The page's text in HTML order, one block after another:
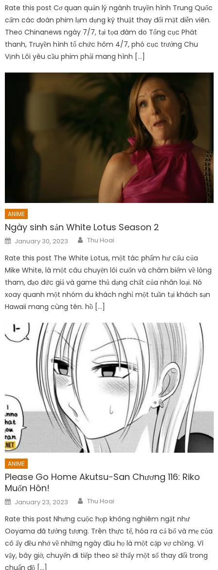
Rate this post Cơ quan quản lý ngành truyền hình Trung Quốc
cấm các đoàn phim lạm dụng kỹ thuật thay đổi mặt diễn viên.
Theo Chinanews ngày 7/7, tại tọa đàm do Tổng cục Phát
thanh, Truyền hình tổ chức hôm 4/7, phó cục trưởng Chu
Vịnh Lôi yêu cầu phim phải mang hình […]
ANIME
Ngày sinh sản White Lotus Season 2
Posted
on
January 30, 2023 Author
Thu Hoai
Rate this post The White Lotus, một tác phẩm hư cấu của
Mike White, là một câu chuyện lôi cuốn và châm biếm về lòng
tham, đạo đức giả và game thủ dạng chất của nhân loại. Nó
xoay quanh một nhóm du khách nghỉ một tuần tại khách sạn
Hawaii mang cùng tên. hồ […]
ANIME
Please Go Home Akutsu-San Chương 116: Riko
Muốn Hôn!
Posted
on
January 23, 2023 Author
Thu Hoai
Rate this post Nhưng cuộc họp không nghiêm ngặt như
Ooyama đã tưởng tượng. Trên thực tế, hóa ra cả bố và mẹ của
cô ấy đều nhớ về những ngày đầu họ là một cặp vợ chồng. Vì
vậy, bây giờ, chuyến đi tiếp theo sẽ thấy một số thay đổi trong
chuẩn độ […]